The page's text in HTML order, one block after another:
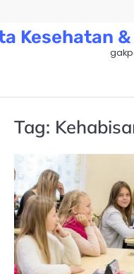
content
Kesehatan
Tag: